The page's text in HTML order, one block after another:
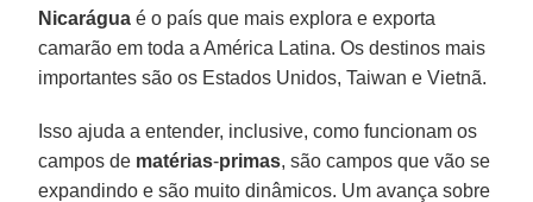
Nicarágua é o país que mais explora e exporta
camarão em toda a América Latina. Os destinos mais
importantes são os Estados Unidos, Taiwan e Vietnã.
Isso ajuda a entender, inclusive, como funcionam os
campos de matérias-primas, são campos que vão se
expandindo e são muito dinâmicos. Um avança sobre